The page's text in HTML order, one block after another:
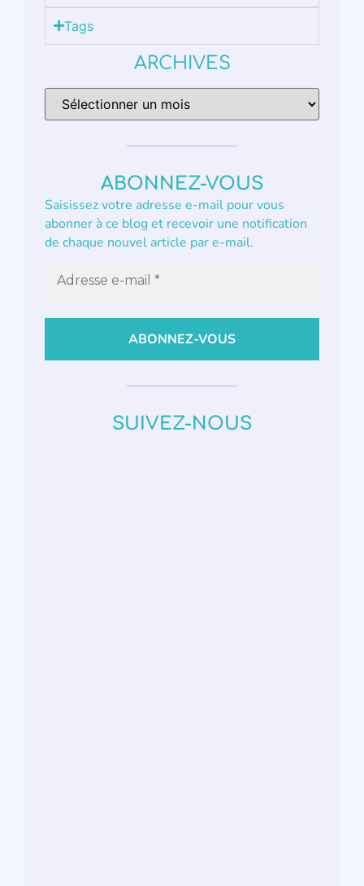
Tags
ARCHIVES
ABONNEZ-VOUS
Saisissez votre adresse e-mail pour vous
abonner à ce blog et recevoir une notification
de chaque nouvel article par e-mail.
SUIVEZ-NOUS